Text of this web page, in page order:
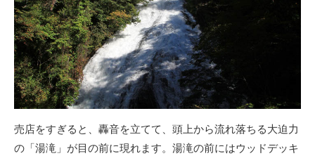
売店をすぎると、轟音を立てて、頭上から流れ落ちる大迫力
の「湯滝」が目の前に現れます。湯滝の前にはウッドデッキ